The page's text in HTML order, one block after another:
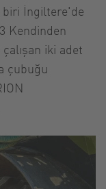
biri İngiltere'de
Kendinden
iki adet
çubuğu